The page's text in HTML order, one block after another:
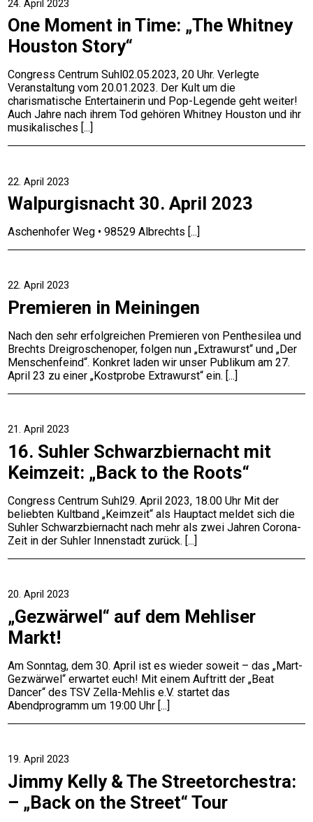
24. April 2023
One Moment in Time: „The Whitney
Houston Story“
Congress Centrum Suhl02.05.2023, 20 Uhr. Verlegte
Veranstaltung vom 20.01.2023. Der Kult um die
charismatische Entertainerin und Pop-Legende geht weiter!
Auch Jahre nach ihrem Tod gehören Whitney Houston und ihr
musikalisches
22. April 2023
Walpurgisnacht 30. April 2023
Aschenhofer Weg • 98529 Albrechts
22. April 2023
Premieren in Meiningen
Nach den sehr erfolgreichen Premieren von Penthesilea und
Brechts Dreigroschenoper, folgen nun „Extrawurst“ und „Der
Menschenfeind“. Konkret laden wir unser Publikum am 27.
April 23 zu einer „Kostprobe Extrawurst“ ein.
21. April 2023
16. Suhler Schwarzbiernacht mit
Keimzeit: „Back to the Roots“
Congress Centrum Suhl29. April 2023, 18.00 Uhr Mit der
beliebten Kultband „Keimzeit“ als Hauptact meldet sich die
Suhler Schwarzbiernacht nach mehr als zwei Jahren Corona-
Zeit in der Suhler Innenstadt zurück.
20. April 2023
„Gezwärwel“ auf dem Mehliser
Markt!
Am Sonntag, dem 30. April ist es wieder soweit – das „Mart-
Gezwärwel“ erwartet euch! Mit einem Auftritt der „Beat
Dancer“ des TSV Zella-Mehlis e.V. startet das
Abendprogramm um 19:00 Uhr
19. April 2023
Jimmy Kelly & The Streetorchestra:
– „Back on the Street“ Tour